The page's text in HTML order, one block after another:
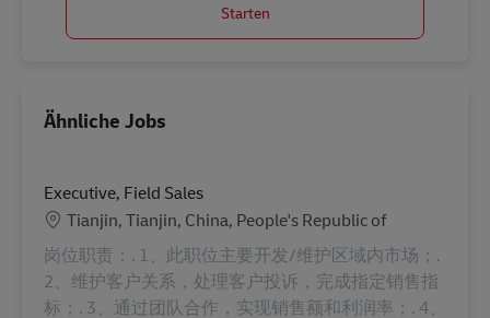
Starten
Ähnliche Jobs
Executive, Field Sales
Standort
Tianjin, Tianjin, China, People's Republic of
岗位职责：. 1、此职位主要开发/维护区域内市场；.
2、维护客户关系，处理客户投诉，完成指定销售指
标；. 3、通过团队合作，实现销售额和利润率；. 4、